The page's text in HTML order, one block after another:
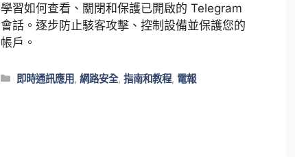
學習如何查看、關閉和保護已開啟的 Telegram
會話。逐步防止駭客攻擊、控制設備並保護您的
帳戶。
類
即時通訊應用 ,網路安全,指南和教程, 電報